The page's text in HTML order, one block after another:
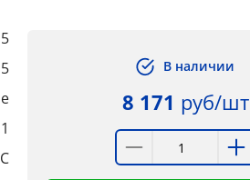
5
В наличии
8 171 руб/шт